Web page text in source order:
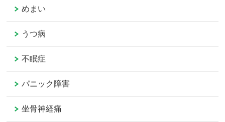
めまい
うつ病
不眠症
パニック障害
坐骨神経痛